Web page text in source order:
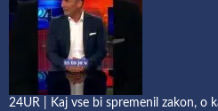
24UR | Kaj vse bi spremenil zakon, o